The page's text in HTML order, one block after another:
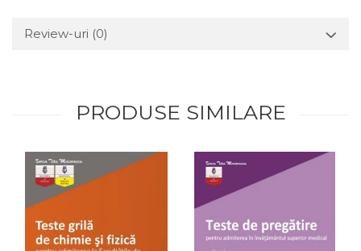
Review-uri (0)
PRODUSE SIMILARE